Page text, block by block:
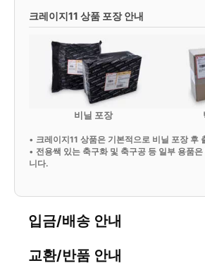
크레이지11 상품 포장 안내
비닐 포장
• 크레이지11 상품은 기본적으로 비닐 포장 후
• 전용쌕 있는 축구화 및 축구공 등 일부 용품
니다.
입금/배송 안내
교환/반품 안내